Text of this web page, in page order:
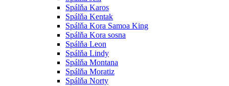
Spálňa Karos
Spálňa Kentak
Spálňa Kora Samoa King
Spálňa Kora sosna
Spálňa Leon
Spálňa Lindy
Spálňa Montana
Spálňa Moratiz
Spálňa Norty